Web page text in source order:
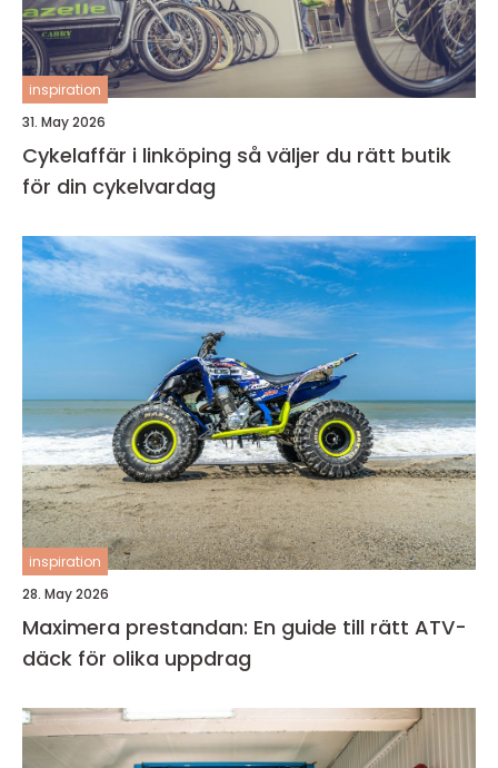
inspiration
31. May 2026
Cykelaffär i linköping så väljer du rätt butik
för din cykelvardag
inspiration
28. May 2026
Maximera prestandan: En guide till rätt ATV-
däck för olika uppdrag